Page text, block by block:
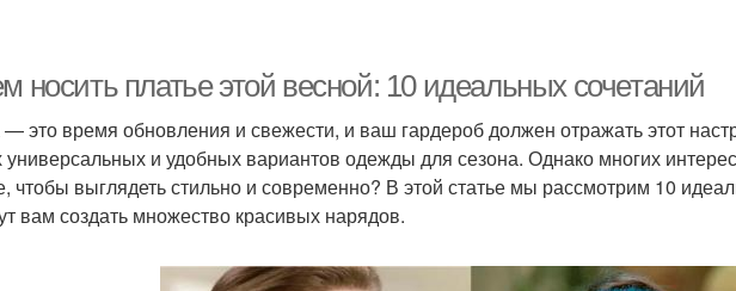
с рукавами Летние платья
носить платье этой весной: 10 идеальных сочетаний
это время обновления и свежести, и ваш гардероб должен отражать этот
и удобных вариантов одежды для сезона. Однако многих
чтобы выглядеть стильно и современно? В этой статье мы рассмотрим 10
вам создать множество красивых нарядов.